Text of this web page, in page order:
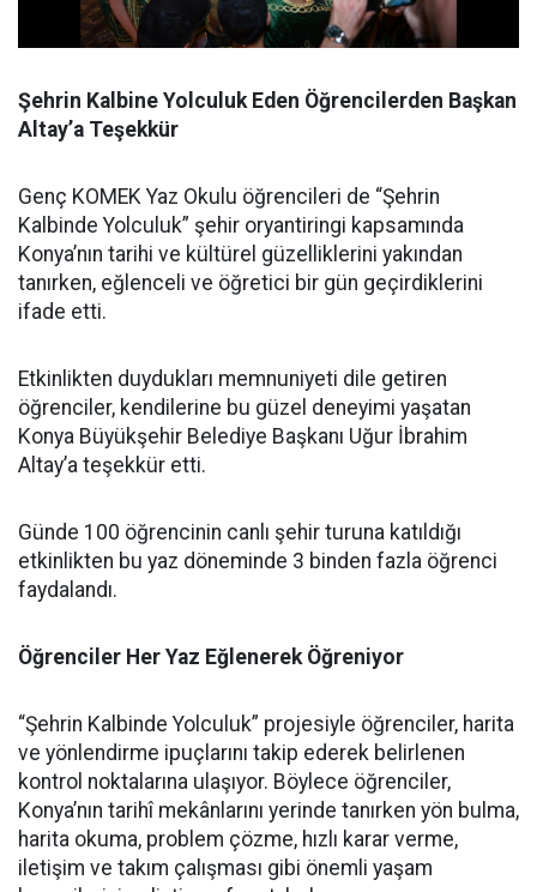
Şehrin Kalbine Yolculuk Eden Öğrencilerden Başkan
Altay’a Teşekkür
Genç KOMEK Yaz Okulu öğrencileri de “Şehrin
Kalbinde Yolculuk” şehir oryantiringi kapsamında
Konya’nın tarihi ve kültürel güzelliklerini yakından
tanırken, eğlenceli ve öğretici bir gün geçirdiklerini
ifade etti.
Etkinlikten duydukları memnuniyeti dile getiren
öğrenciler, kendilerine bu güzel deneyimi yaşatan
Konya Büyükşehir Belediye Başkanı Uğur İbrahim
Altay’a teşekkür etti.
Günde 100 öğrencinin canlı şehir turuna katıldığı
etkinlikten bu yaz döneminde 3 binden fazla öğrenci
faydalandı.
Öğrenciler Her Yaz Eğlenerek Öğreniyor
“Şehrin Kalbinde Yolculuk” projesiyle öğrenciler, harita
ve yönlendirme ipuçlarını takip ederek belirlenen
kontrol noktalarına ulaşıyor. Böylece öğrenciler,
Konya’nın tarihî mekânlarını yerinde tanırken yön bulma,
harita okuma, problem çözme, hızlı karar verme,
iletişim ve takım çalışması gibi önemli yaşam